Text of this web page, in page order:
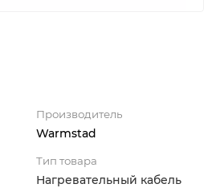
Производитель
Warmstad
Тип товара
Нагревательный кабель